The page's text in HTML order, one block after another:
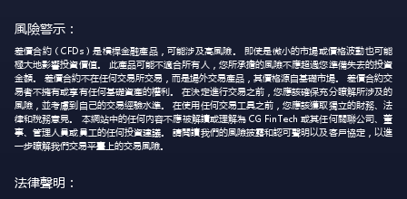
風險警示：
差價合約（CFDs）是槓桿金融產品，可能涉及高風險。 即使是微小的市場或價格波動也可能
極大地影響投資價值。 此產品可能不適合所有人，您所承擔的風險不應超過您準備失去的投資
金額。 差價合約不在任何交易所交易，而是場外交易產品，其價格源自基礎市場。 差價合約交
易者不擁有或享有任何基礎資產的權利。 在決定進行交易之前，您應該確保充分瞭解所涉及的
風險，並考慮到自己的交易經驗水準。 在使用任何交易工具之前，您應該獲取獨立的財務、法
律和稅務意見。 本網站中的任何內容不應被解讀或理解為 CG FinTech 或其任何關聯公司、董
事、管理人員或員工的任何投資建議。 請閱讀我們的風險披露和認可聲明以及客戶協定，以進
一步瞭解我們交易平臺上的交易風險。
法律聲明：